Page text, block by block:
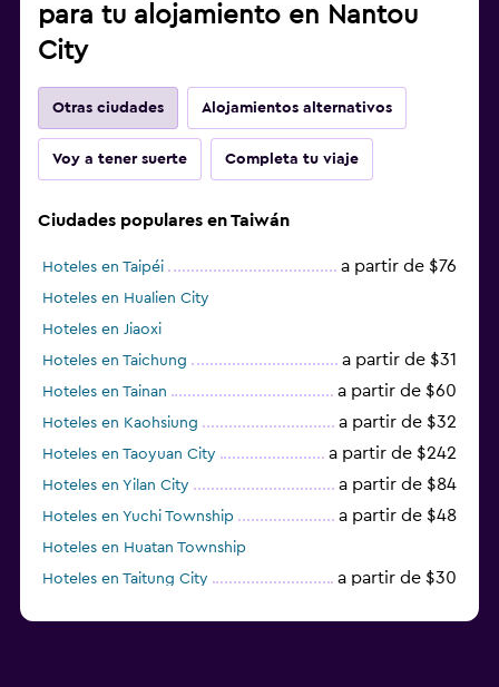
para tu alojamiento en Nantou
City
Otras ciudades Alojamientos alternativos
Voy a tener suerte Completa tu viaje
Ciudades populares en Taiwán
Hoteles en Taipéi a partir de $76
Hoteles en Hualien City
Hoteles en Jiaoxi
Hoteles en Taichung
a partir de $31
Hoteles en Tainan a partir de $60
Hoteles en Kaohsiung a partir de $32
Hoteles en Taoyuan City a partir de $242
Hoteles en Yilan City a partir de $84
Hoteles en Yuchi Township a partir de $48
Hoteles en Huatan Township
Hoteles en Taitung City
a partir de $30